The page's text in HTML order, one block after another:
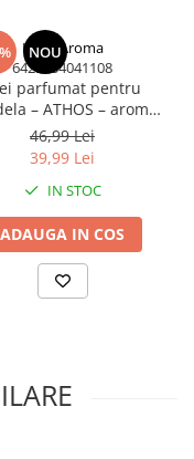
NOU
KING Aroma
6425634041108
parfumat pentru
– ATHOS – aroma
cu Smirna, Mir și
Nard – 500 ml
46,99 Lei
39,99 Lei
IN STOC
ADAUGA IN COS